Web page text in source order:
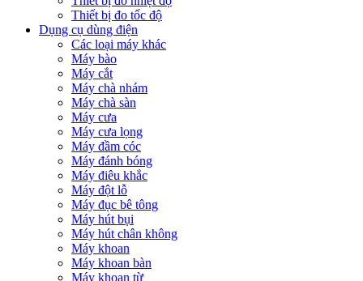
Thiết bị đo tốc độ
Dụng cụ dùng điện
Các loại máy khác
Máy bào
Máy cắt
Máy chà nhám
Máy chà sàn
Máy cưa
Máy cưa lọng
Máy đầm cóc
Máy đánh bóng
Máy điêu khắc
Máy đột lỗ
Máy đục bê tông
Máy hút bụi
Máy hút chân không
Máy khoan
Máy khoan bàn
Máy khoan từ